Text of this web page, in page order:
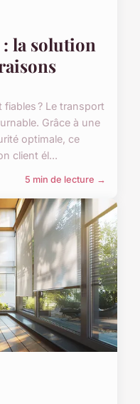
la solution
? Le transport
Grâce à une
optimale, ce
client él...
5 min de lecture →